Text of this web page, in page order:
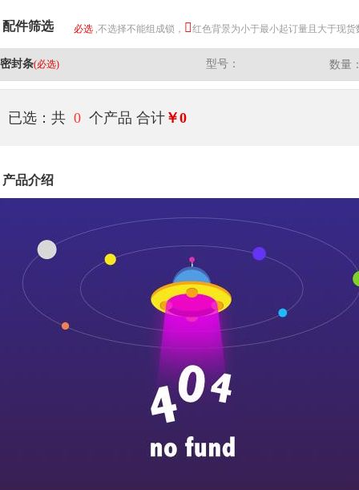
配件筛选 必选 ,不选择不能组成锁， 红色背景为小于最小起订量且大于现
密封条(必选) 型号： 数量
已选：共 0 个产品 合计 ￥0
产品介绍